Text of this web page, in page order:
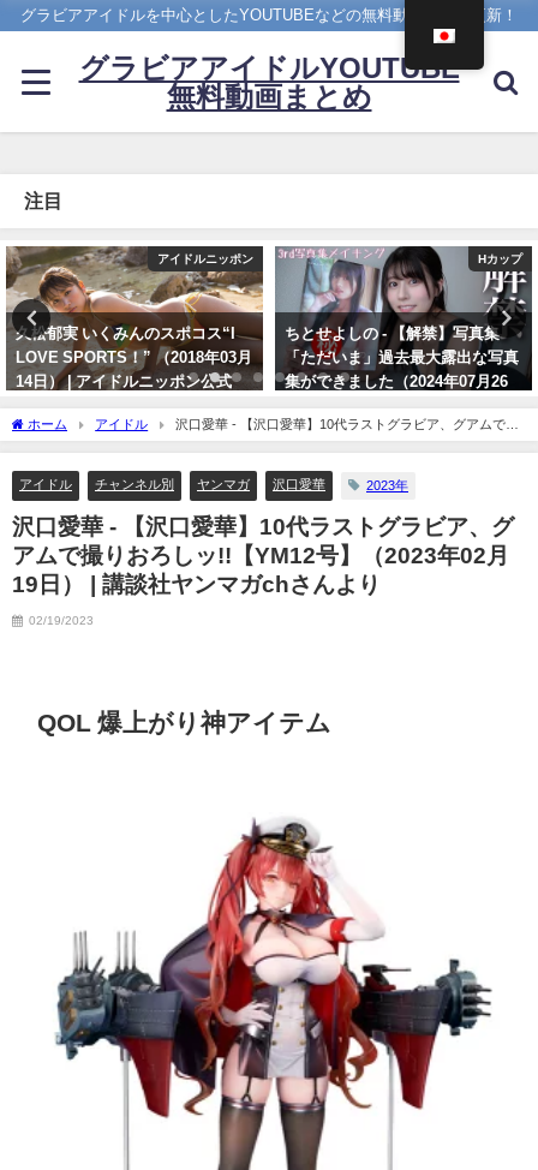
グラビアアイドルを中心としたYOUTUBEなどの無料動画を日々更新！
グラビアアイドルYOUTUBE
無料動画まとめ
注目
Hカップ
ちとせよしの - 【解禁】写真集
「ただいま」過去最大露出な写真
集ができました（2024年07月26
日） | よしのんチャンネルさんよ
り
4K UPSCALING CLUB
今田美桜【4K】（2022年09月14
日） | 4K UPSCALING CLUBさん
より
ホーム アイドル
沢口愛華 - 【沢口愛華】10代ラストグラビア、グアムで撮
りおろしッ!!【YM12号】（2023年02月19日） | 講談社ヤンマガchさんより
アイドル チャンネル別 ヤンマガ 沢口愛華 2023年
沢口愛華 - 【沢口愛華】10代ラストグラビア、グ
アムで撮りおろしッ!!【YM12号】（2023年02月
19日） | 講談社ヤンマガchさんより
02/19/2023
QOL 爆上がり神アイテム